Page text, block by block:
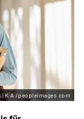
| K.A./peopleimages.com